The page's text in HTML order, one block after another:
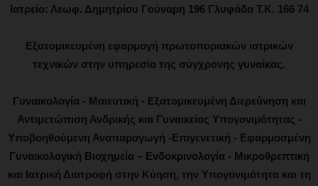
Ιατρείο: Λεωφ. Δημητρίου Γούναρη 196 Γλυφάδα Τ.Κ. 166 74
Εξατομικευμένη εφαρμογή πρωτοποριακών ιατρικών
τεχνικών στην υπηρεσία της σύγχρονης γυναίκας.
Γυναικολογία - Μαιευτική - Εξατομικευμένη Διερεύνηση και
Αντιμετώπιση Ανδρικής και Γυναικείας Υπογονιμότητας -
Υποβοηθούμενη Αναπαραγωγή -Επιγενετική - Εφαρμοσμένη
Γυναικολογική Βιοχημεία – Ενδοκρινολογία - Μικροθρεπτική
και Ιατρική Διατροφή στην Κύηση, την Υπογονιμότητα και τη